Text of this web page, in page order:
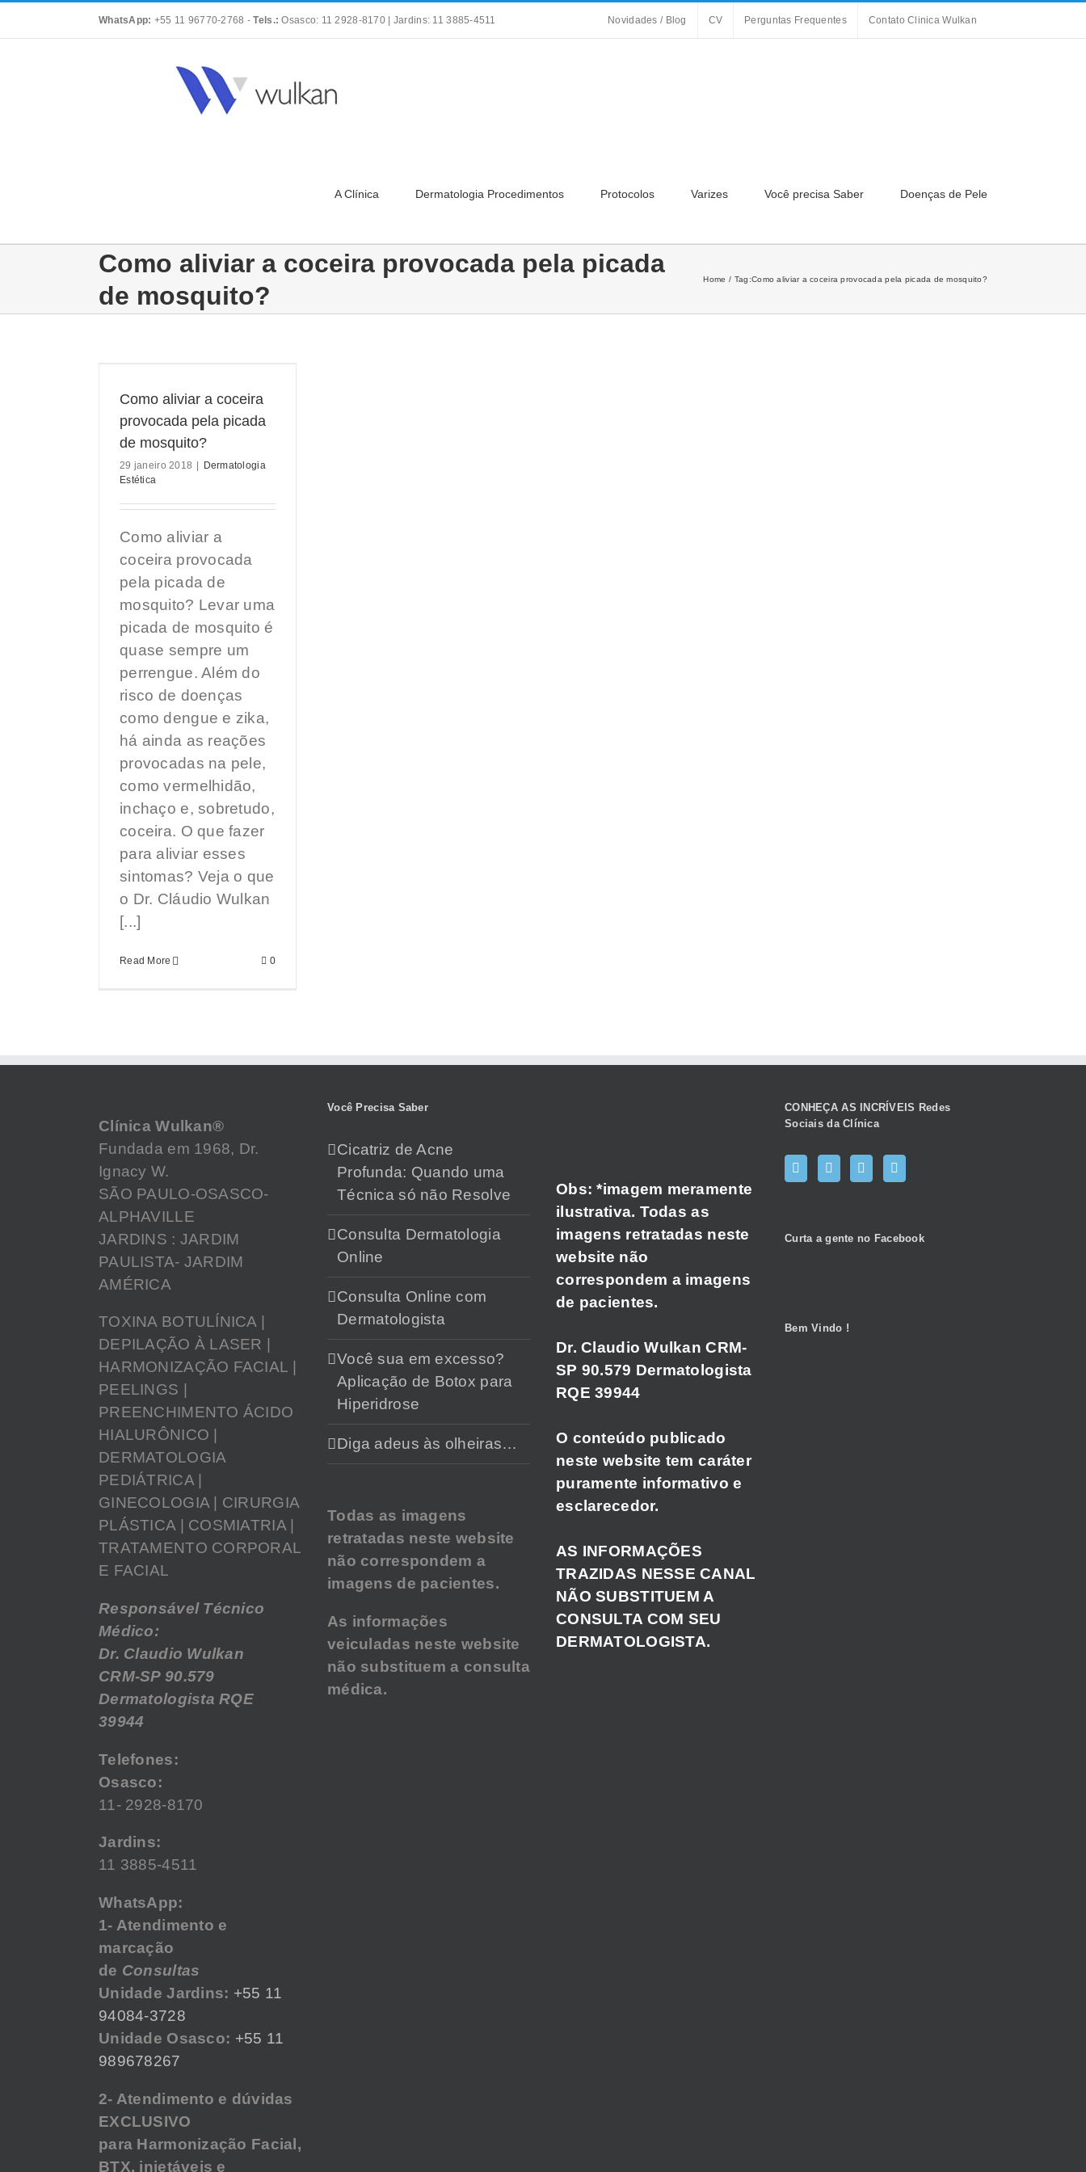
WhatsApp: +55 11 96770-2768 -Tels.: Osasco: 11 2928-8170 | Jardins: 11 3885-4511 Novidades / Blog CV Perguntas Frequentes Contato Clinica Wulkan
A Clínica Dermatologia Procedimentos Protocolos Varizes Você precisa Saber Doenças de Pele
Como aliviar a coceira provocada pela picada
de mosquito?
Home Tag:Como aliviar a coceira provocada pela picada de mosquito?
Como aliviar a coceira
provocada pela picada
de mosquito?
29 janeiro 2018
Dermatologia
Estética
Como aliviar a
coceira provocada
pela picada de
mosquito? Levar uma
picada de mosquito é
quase sempre um
perrengue. Além do
risco de doenças
como dengue e zika,
há ainda as reações
provocadas na pele,
como vermelhidão,
inchaço e, sobretudo,
coceira. O que fazer
para aliviar esses
sintomas? Veja o que
o Dr. Cláudio Wulkan
[...]
Read More 0
Clínica Wulkan®
Fundada em 1968, Dr.
Ignacy W.
SÃO PAULO-OSASCO-
ALPHAVILLE
JARDINS : JARDIM
PAULISTA- JARDIM
AMÉRICA
TOXINA BOTULÍNICA |
DEPILAÇÃO À LASER |
HARMONIZAÇÃO FACIAL |
PEELINGS |
PREENCHIMENTO ÁCIDO
HIALURÔNICO |
DERMATOLOGIA
PEDIÁTRICA |
GINECOLOGIA | CIRURGIA
PLÁSTICA | COSMIATRIA |
TRATAMENTO CORPORAL
E FACIAL
Responsável Técnico
Médico:
Dr. Claudio Wulkan
CRM-SP 90.579
Dermatologista RQE
39944
Telefones:
Osasco:
11- 2928-8170
Jardins:
11 3885-4511
WhatsApp:
1- Atendimento e
marcação
de Consultas
Unidade Jardins: +55 11
94084-3728
Unidade Osasco: +55 11
989678267
2- Atendimento e dúvidas
EXCLUSIVO
para Harmonização Facial,
BTX, injetáveis e
Você Precisa Saber
Cicatriz de Acne
Profunda: Quando uma
Técnica só não Resolve
Consulta Dermatologia
Online
Consulta Online com
Dermatologista
Você sua em excesso?
Aplicação de Botox para
Hiperidrose
Diga adeus às olheiras…
Todas as imagens
retratadas neste website
não correspondem a
imagens de pacientes.
As informações
veiculadas neste website
não substituem a consulta
médica.
Obs: *imagem meramente
ilustrativa. Todas as
imagens retratadas neste
website não
correspondem a imagens
de pacientes.
Dr. Claudio Wulkan CRM-
SP 90.579 Dermatologista
RQE 39944
O conteúdo publicado
neste website tem caráter
puramente informativo e
esclarecedor.
AS INFORMAÇÕES
TRAZIDAS NESSE CANAL
NÃO SUBSTITUEM A
CONSULTA COM SEU
DERMATOLOGISTA.
CONHEÇA AS INCRÍVEIS Redes
Sociais da Clínica
Curta a gente no Facebook
Bem Vindo !